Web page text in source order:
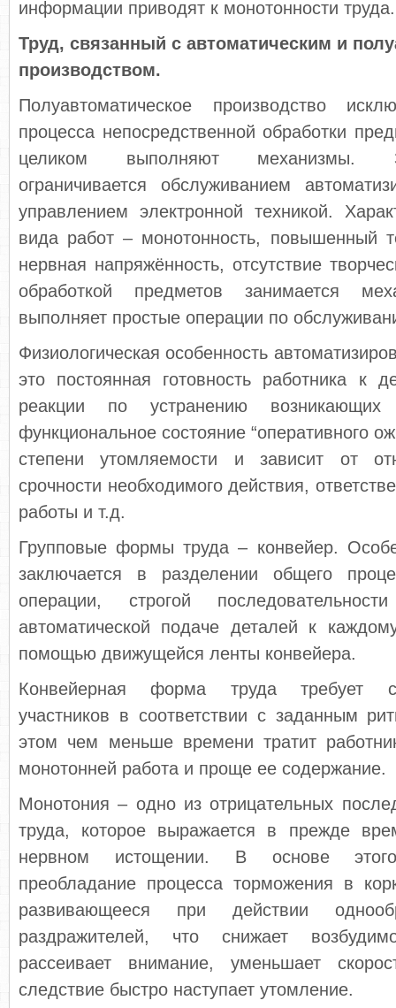
информации приводят к монотонности труда.
Труд, связанный с автоматическим и
производством.
Полуавтоматическое производство
процесса непосредственной обработки
целиком выполняют механизмы.
ограничивается обслуживанием
управлением электронной техникой.
вида работ – монотонность, повышенный
нервная напряжённость, отсутствие
обработкой предметов занимается
выполняет простые операции по
Физиологическая особенность
это постоянная готовность работника к
реакции по устранению возникающих
функциональное состояние “оперативного
степени утомляемости и зависит от
срочности необходимого действия,
работы и т.д.
Групповые формы труда – конвейер.
заключается в разделении общего
операции, строгой
автоматической подаче деталей к
помощью движущейся ленты конвейера.
Конвейерная форма труда требует
участников в соответствии с заданным
этом чем меньше времени тратит
монотонней работа и проще ее содержание.
Монотония – одно из отрицательных
труда, которое выражается в прежде
нервном истощении. В основе
преобладание процесса торможения в
развивающееся при действии
раздражителей, что снижает
рассеивает внимание, уменьшает
следствие быстро наступает утомление.